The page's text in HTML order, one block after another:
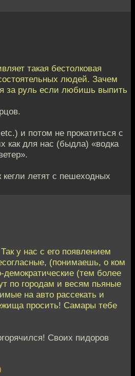
такая бестолковая
людей. Зачем
за руль если любишь выпить
и потом не прокатиться с
как для нас (быдла) «водка
летят с пешеходных
у нас с его появлением
(понимаешь, о ком
демократические (тем более
по городам и весям пьяные
на авто рассекать и
просить! Самары тебе
Своих пидоров